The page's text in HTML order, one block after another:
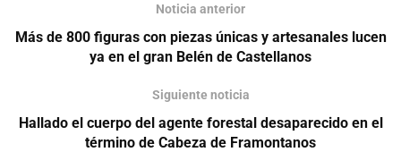
Noticia anterior
Más de 800 figuras con piezas únicas y artesanales lucen
ya en el gran Belén de Castellanos
Siguiente noticia
Hallado el cuerpo del agente forestal desaparecido en el
término de Cabeza de Framontanos